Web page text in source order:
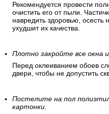
Рекомендуется провести
очистить его от пыли.
навредить здоровью, осесть
ухудшит их качества.
Плотно закройте все окна
Перед оклеиванием обоев
двери, чтобы не допустить
Постелите на пол
картонки.